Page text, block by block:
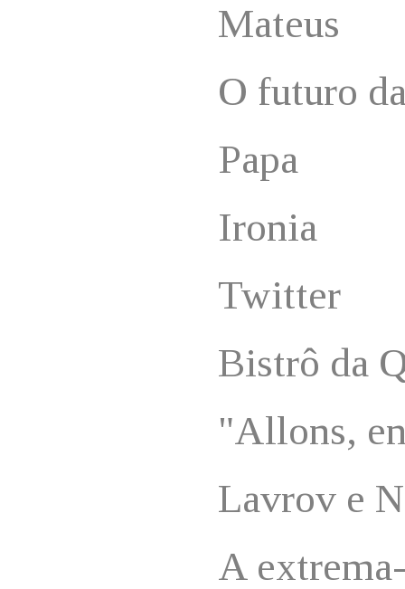
Mateus
O futuro
Papa
Ironia
Twitter
Bistrô da
"Allons,
Lavrov e
A